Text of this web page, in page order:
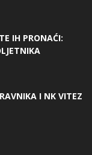
IH PRONAĆI:
I NK VITEZ